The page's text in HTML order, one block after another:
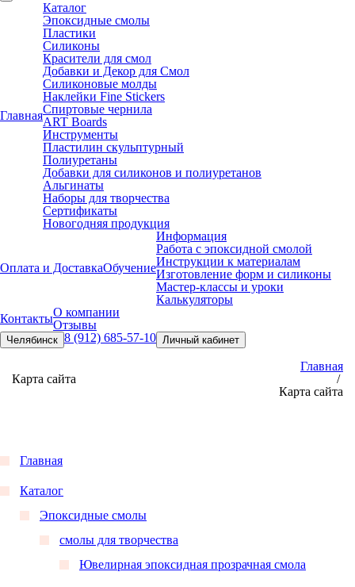
Главная
Каталог
Эпоксидные смолы
Пластики
Силиконы
Красители для смол
Добавки и Декор для Смол
Силиконовые молды
Наклейки Fine Stickers
Спиртовые чернила
ART Boards
Инструменты
Пластилин скульптурный
Полиуретаны
Добавки для силиконов и полиуретанов
Альгинаты
Наборы для творчества
Сертификаты
Новогодняя продукция
Оплата и ДоставкаОбучение
Информация
Работа с эпоксидной смолой
Инструкции к материалам
Изготовление форм и силиконы
Мастер-классы и уроки
Калькуляторы
КонтактыО компании
Отзывы
Челябинск 8 (912) 685-57-10 Личный кабинет
Карта сайта
Главная
/
Карта сайта
Главная
Каталог
Эпоксидные смолы
смолы для творчества
Ювелирная эпоксидная прозрачная смола